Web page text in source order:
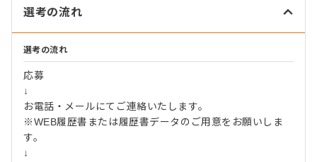
選考の流れ
選考の流れ
応募
↓
お電話・メールにてご連絡いたします。
※WEB履歴書または履歴書データのご用意をお願いしま
す。
↓